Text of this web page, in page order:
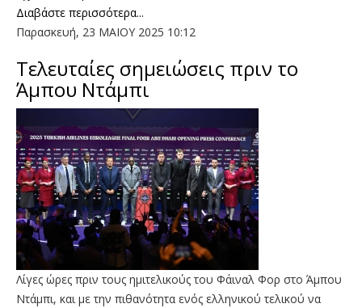
Διαβάστε περισσότερα...
Παρασκευή, 23 ΜΑΙΟΥ 2025 10:12
Τελευταίες σημειώσεις πριν το
Άμπου Ντάμπι
Λίγες ώρες πριν τους ημιτελικούς του Φάιναλ Φορ στο Άμπου
Ντάμπι, και με την πιθανότητα ενός ελληνικού τελικού να